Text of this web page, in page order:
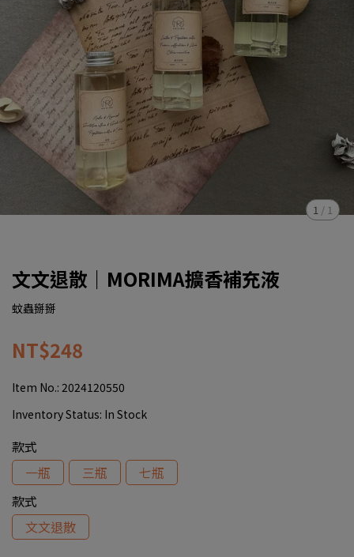
1 / 1
文文退散｜MORIMA擴香補充液
蚊蟲掰掰
NT$248
Item No.: 2024120550
Inventory Status: In Stock
款式
一瓶
三瓶
七瓶
款式
文文退散